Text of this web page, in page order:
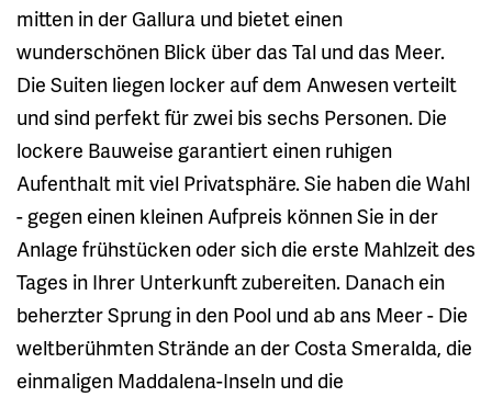
mitten in der Gallura und bietet einen
wunderschönen Blick über das Tal und das Meer.
Die Suiten liegen locker auf dem Anwesen verteilt
und sind perfekt für zwei bis sechs Personen. Die
lockere Bauweise garantiert einen ruhigen
Aufenthalt mit viel Privatsphäre. Sie haben die Wahl
- gegen einen kleinen Aufpreis können Sie in der
Anlage frühstücken oder sich die erste Mahlzeit des
Tages in Ihrer Unterkunft zubereiten. Danach ein
beherzter Sprung in den Pool und ab ans Meer - Die
weltberühmten Strände an der Costa Smeralda, die
einmaligen Maddalena-Inseln und die